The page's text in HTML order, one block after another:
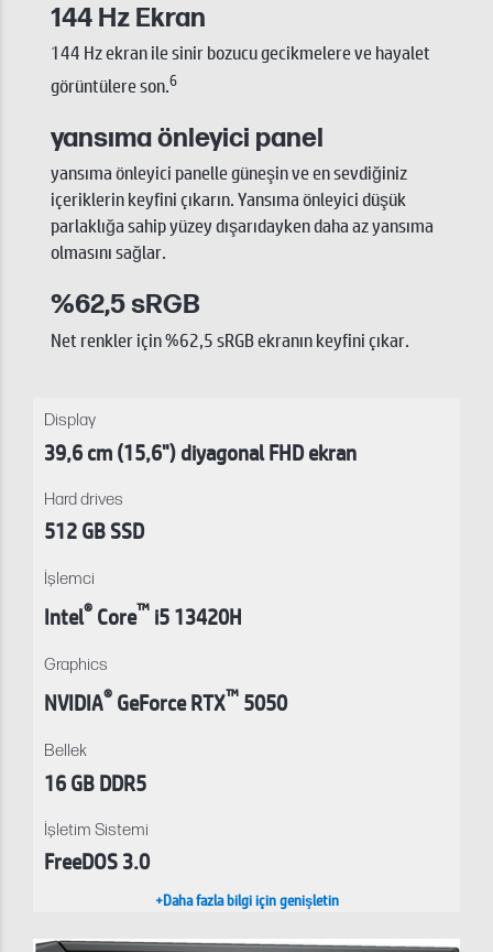
144 Hz Ekran
144 Hz ekran ile sinir bozucu gecikmelere ve hayalet
görüntülere son.6
yansıma önleyici panel
yansıma önleyici panelle güneşin ve en sevdiğiniz
içeriklerin keyfini çıkarın. Yansıma önleyici düşük
parlaklığa sahip yüzey dışarıdayken daha az yansıma
olmasını sağlar.
%62,5 sRGB
Net renkler için %62,5 sRGB ekranın keyfini çıkar.
Display
39,6 cm (15,6") diyagonal FHD ekran
Hard drives
512 GB SSD
İşlemci
Intel®Core™i5 13420H
Graphics
NVIDIA®GeForce RTX™5050
Bellek
16 GB DDR5
İşletim Sistemi
FreeDOS 3.0
+Daha fazla bilgi için genişletin